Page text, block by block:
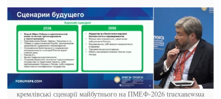
кремлівські сценарії майбутнього на ПМЕФ-2026 truexanewsua